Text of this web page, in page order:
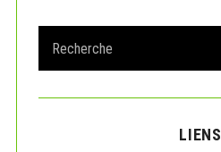
a
r
LIENS